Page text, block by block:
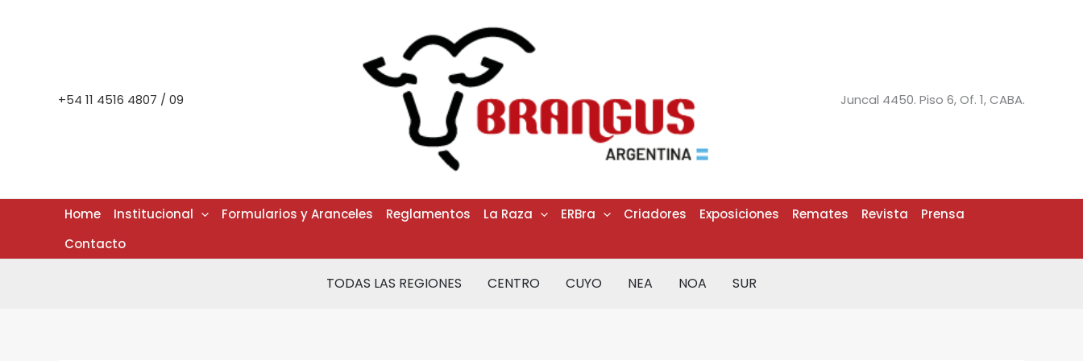
+54 11 4516 4807 / 09 Juncal 4450. Piso 6, Of. 1, CABA.
Home Institucional Formularios y Aranceles Reglamentos La Raza ERBra Criadores Exposiciones Remates Revista
Prensa
Contacto
TODAS LAS REGIONES CENTRO CUYO NEA NOA SUR